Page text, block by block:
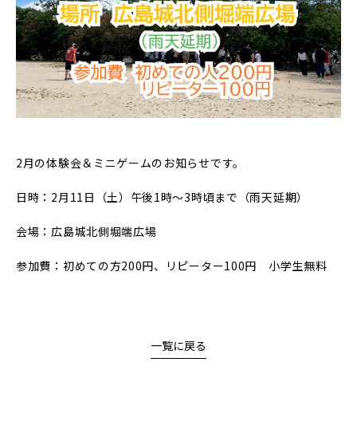
2月の体験会＆ミニゲームのお知らせです。
日時：2月11日（土）午後1時～3時頃まで（雨天延期）
会場：広島城北側堀端広場
参加費：初めての方200円、リピーター100円 小学生無料
一覧に戻る